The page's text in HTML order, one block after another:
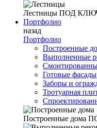
Лестницы ПОД КЛЮЧ
Портфолио
назад
Портфолио
Построенные
Выполненные
Готовые фасады
Заборы и
Тротуарная
Построенные дома